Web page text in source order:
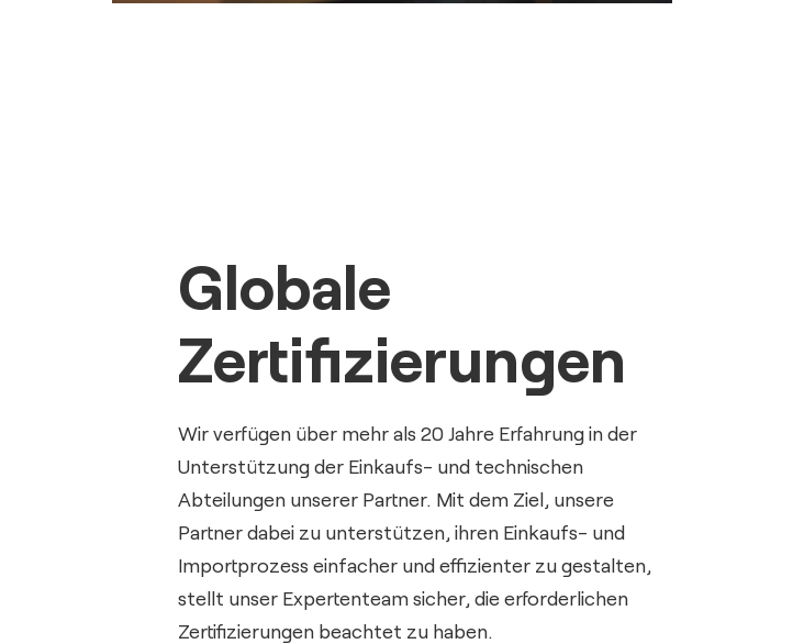
Globale
Zertifizierungen
Wir verfügen über mehr als 20 Jahre Erfahrung in der
Unterstützung der Einkaufs- und technischen
Abteilungen unserer Partner. Mit dem Ziel, unsere
Partner dabei zu unterstützen, ihren Einkaufs- und
Importprozess einfacher und effizienter zu gestalten,
stellt unser Expertenteam sicher, die erforderlichen
Zertifizierungen beachtet zu haben.